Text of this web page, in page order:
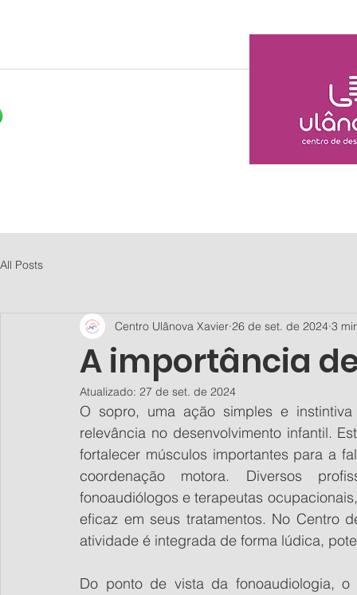
All Posts
A importância
Centro Ulânova Xavier 26 de set. de 2024 3
Atualizado: 27 de set. de 2024
O sopro, uma ação simples e
relevância no desenvolvimento infantil.
fortalecer músculos importantes para a
coordenação motora. Diversos
fonoaudiólogos e terapeutas
eficaz em seus tratamentos. No Centro
atividade é integrada de forma lúdica,
Do ponto de vista da fonoaudiologia,